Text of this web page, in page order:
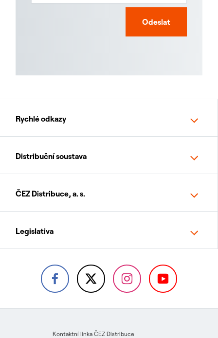
Odeslat
Rychlé odkazy
Distribuční soustava
ČEZ Distribuce, a. s.
Legislativa
Kontaktní linka ČEZ Distribuce